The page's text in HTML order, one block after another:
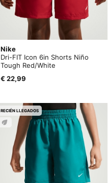
Nike
Dri-FIT Icon 6in Shorts Niño
Tough Red/White
€ 22,99
RECIÉN LLEGADOS